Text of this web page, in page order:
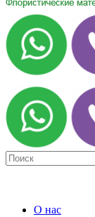
О нас